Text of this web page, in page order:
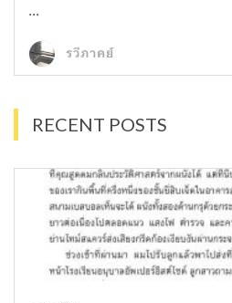
...
รวีภาคย์
RECENT POSTS